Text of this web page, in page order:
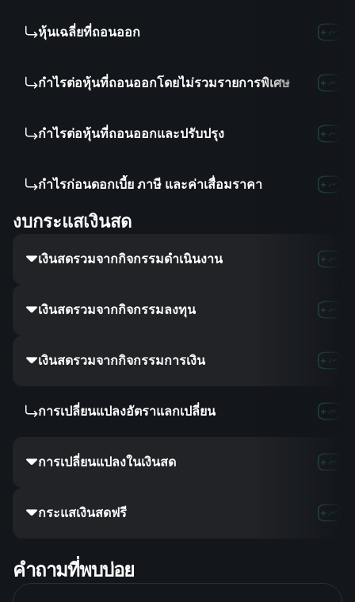
หุ้นเฉลี่ยที่ถอนออก --
กำไรต่อหุ้นที่ถอนออกโดยไม่รวมรายการพิเศษ - -
กำไรต่อหุ้นที่ถอนออกและปรับปรุง
กำไรก่อนดอกเบี้ย ภาษี และค่าเสื่อมราคา
งบกระแสเงินสด
เงินสดรวมจากกิจกรรมดำเนินงาน 7.22B
เงินสดรวมจากกิจกรรมลงทุน
เงินสดรวมจากกิจกรรมการเงิน 7.06B
การเปลี่ยนแปลงอัตราแลกเปลี่ยน
การเปลี่ยนแปลงในเงินสด 2.83B
กระแสเงินสดฟรี -2.11B
คำถามที่พบบ่อย